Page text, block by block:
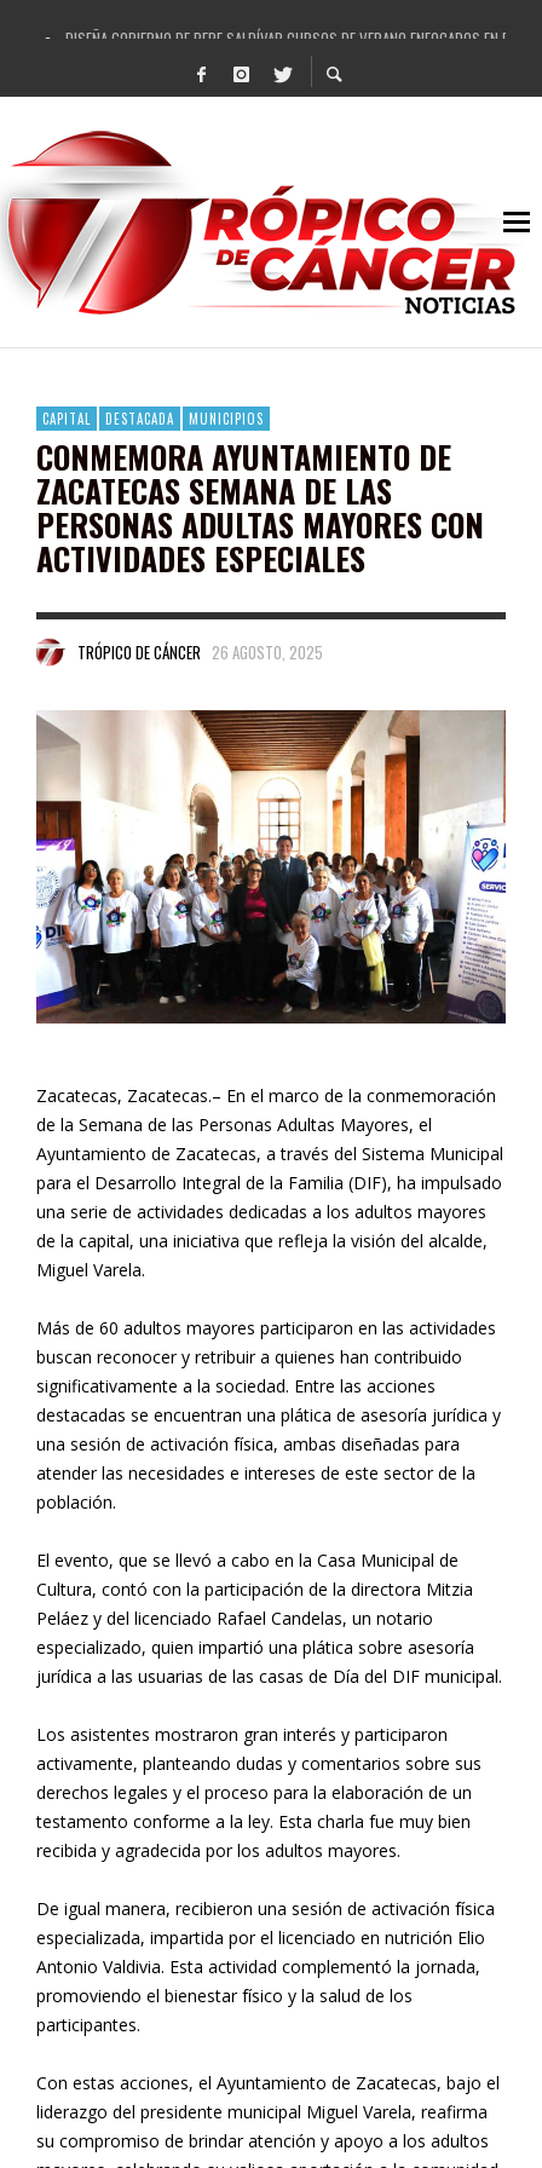
DISEÑA GOBIERNO DE PEPE SALDÍVAR CURSOS DE VERANO ENFOCADOS EN
REFRENDAN LOS 28 DELEGADOS Y 14 COMISARIADOS DE GUADALUPE APOYO A
FORTALECE GOBIERNO DE PEPE SALDÍVAR LA EDUCACIÓN EN LA ZACATECANA
GOBIERNO DE PEPE SALDÍVAR Y GRUPO FEMSA GENERAN MÁS DE 3 MIL EMPLEOS
CUARTA FERIA EXPO AGROPECUARIA TRAJO BENEFICIO DIRECTO A GUADALUPE:
RECONOCE PEPE SALDÍVAR A ARTISTA ZACATECANA VICTORIA HERNÁNDEZ
EGRESA GOBIERNO DE PEPE SALDÍVAR A 500 NUEVAS EMPRESARIAS
SON MUJERES GUADALUPENSES PRINCIPALES BENEFICIADAS DEL PROGRAMA
CAPITAL DESTACADA MUNICIPIOS
CONMEMORA AYUNTAMIENTO DE
ZACATECAS SEMANA DE LAS
PERSONAS ADULTAS MAYORES CON
ACTIVIDADES ESPECIALES
TRÓPICO DE CÁNCER 26 AGOSTO, 2025
Zacatecas, Zacatecas.– En el marco de la conmemoración
de la Semana de las Personas Adultas Mayores, el
Ayuntamiento de Zacatecas, a través del Sistema Municipal
para el Desarrollo Integral de la Familia (DIF), ha impulsado
una serie de actividades dedicadas a los adultos mayores
de la capital, una iniciativa que refleja la visión del alcalde,
Miguel Varela.
Más de 60 adultos mayores participaron en las actividades
buscan reconocer y retribuir a quienes han contribuido
significativamente a la sociedad. Entre las acciones
destacadas se encuentran una plática de asesoría jurídica y
una sesión de activación física, ambas diseñadas para
atender las necesidades e intereses de este sector de la
población.
El evento, que se llevó a cabo en la Casa Municipal de
Cultura, contó con la participación de la directora Mitzia
Peláez y del licenciado Rafael Candelas, un notario
especializado, quien impartió una plática sobre asesoría
jurídica a las usuarias de las casas de Día del DIF municipal.
Los asistentes mostraron gran interés y participaron
activamente, planteando dudas y comentarios sobre sus
derechos legales y el proceso para la elaboración de un
testamento conforme a la ley. Esta charla fue muy bien
recibida y agradecida por los adultos mayores.
De igual manera, recibieron una sesión de activación física
especializada, impartida por el licenciado en nutrición Elio
Antonio Valdivia. Esta actividad complementó la jornada,
promoviendo el bienestar físico y la salud de los
participantes.
Con estas acciones, el Ayuntamiento de Zacatecas, bajo el
liderazgo del presidente municipal Miguel Varela, reafirma
su compromiso de brindar atención y apoyo a los adultos